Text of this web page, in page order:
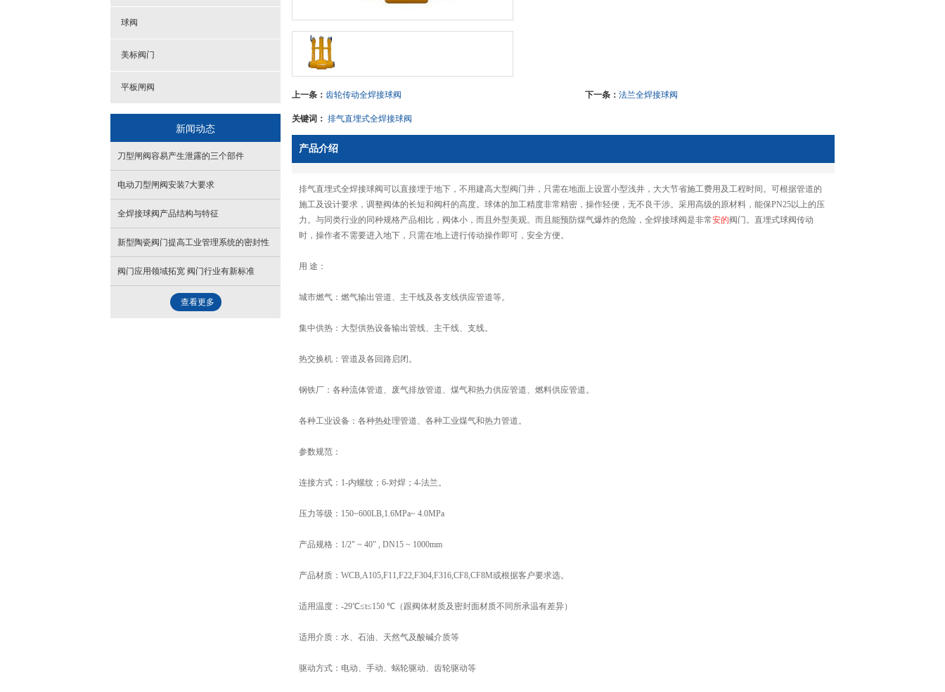
上一条： 齿轮传动全焊接球阀 下一条： 法兰全焊接球阀
关键词： 排气直埋式全焊接球阀
产品介绍
排气直埋式全焊接球阀可以直接埋于地下，不用建高大型阀门井，只需在地面上设置小型浅井，大大节省施工费用及工程时间。可根据管道的
施工及设计要求，调整阀体的长短和阀杆的高度。球体的加工精度非常精密，操作轻便，无不良干涉。采用高级的原材料，能保PN25以上的压
力。与同类行业的同种规格产品相比，阀体小，而且外型美观。而且能预防煤气爆炸的危险，全焊接球阀是非常安的阀门。直埋式球阀传动
时，操作者不需要进入地下，只需在地上进行传动操作即可，安全方便。
用 途：
城市燃气：燃气输出管道、主干线及各支线供应管道等。
集中供热：大型供热设备输出管线、主干线、支线。
热交换机：管道及各回路启闭。
钢铁厂：各种流体管道、废气排放管道、煤气和热力供应管道、燃料供应管道。
各种工业设备：各种热处理管道、各种工业煤气和热力管道。
参数规范：
连接方式：1-内螺纹；6-对焊；4-法兰。
压力等级：150~600LB,1.6MPa~ 4.0MPa
产品规格：1/2" ~ 40" , DN15 ~ 1000mm
产品材质：WCB,A105,F11,F22,F304,F316,CF8,CF8M或根据客户要求选。
适用温度：-29℃≤t≤150 ℃（跟阀体材质及密封面材质不同所承温有差异）
适用介质：水、石油、天然气及酸碱介质等
驱动方式：电动、手动、蜗轮驱动、齿轮驱动等
球阀
美标阀门
平板闸阀
新闻动态
刀型闸阀容易产生泄露的三个部件
电动刀型闸阀安装7大要求
全焊接球阀产品结构与特征
新型陶瓷阀门提高工业管理系统的密封性
阀门应用领域拓宽 阀门行业有新标准
查看更多